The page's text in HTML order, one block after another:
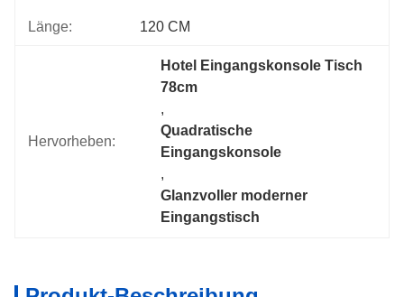
Länge: 120 CM
Hervorheben:
Hotel Eingangskonsole Tisch
78cm
,
Quadratische
Eingangskonsole
,
Glanzvoller moderner
Eingangstisch